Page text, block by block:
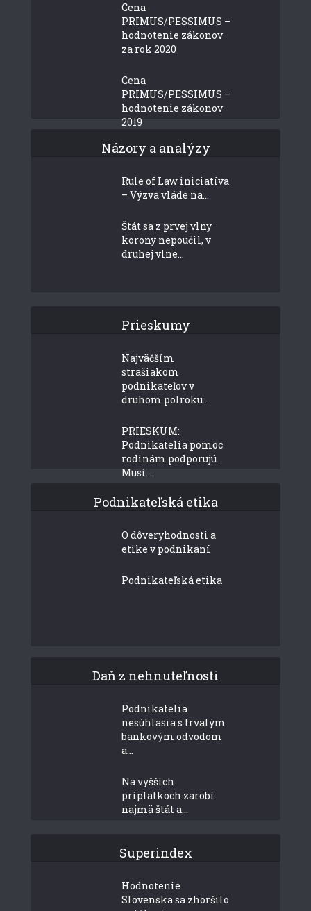
Cena
PRIMUS/PESSIMUS –
hodnotenie zákonov
za rok 2020
Cena
PRIMUS/PESSIMUS –
hodnotenie zákonov
2019
Názory a analýzy
Rule of Law iniciatíva
– Výzva vláde na...
Štát sa z prvej vlny
korony nepoučil, v
druhej vlne...
Prieskumy
Najväčším
strašiakom
podnikateľov v
druhom polroku...
PRIESKUM:
Podnikatelia pomoc
rodinám podporujú.
Musí...
Podnikateľská etika
O dôveryhodnosti a
etike v podnikaní
Podnikateľská etika
Daň z nehnuteľnosti
Podnikatelia
nesúhlasia s trvalým
bankovým odvodom
a...
Na vyšších
príplatkoch zarobí
najmä štát a...
Superindex
Hodnotenie
Slovenska sa zhoršilo